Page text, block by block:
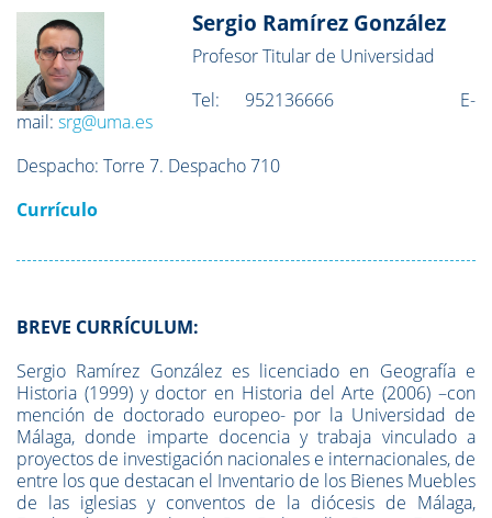
Sergio Ramírez González
Profesor Titular de Universidad
Tel: 952136666 E-
mail: srg@uma.es
Despacho: Torre 7. Despacho 710
Currículo
BREVE CURRÍCULUM:
Sergio Ramírez González es licenciado en Geografía e
Historia (1999) y doctor en Historia del Arte (2006) –con
mención de doctorado europeo- por la Universidad de
Málaga, donde imparte docencia y trabaja vinculado a
proyectos de investigación nacionales e internacionales, de
entre los que destacan el Inventario de los Bienes Muebles
de las iglesias y conventos de la diócesis de Málaga,